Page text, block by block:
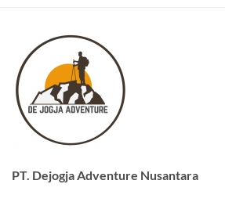
PT. Dejogja Adventure Nusantara